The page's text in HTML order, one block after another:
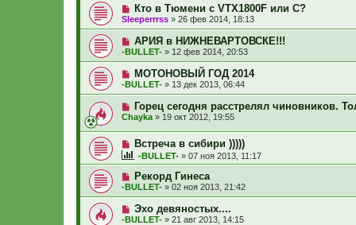
Кто в Тюмени с VTX1800F или C?
Sleeperrrss » 26 фев 2014, 18:13
АРИЯ в НИЖНЕВАРТОВСКЕ!!!
-BULLET- » 12 фев 2014, 20:53
МОТОНОВЫЙ ГОД 2014
-BULLET- » 13 дек 2013, 06:44
Горец сегодня расстрелял чиновников.
Chayka » 19 окт 2012, 19:55
Встреча в сибири )))))
-BULLET- » 07 ноя 2013, 11:17
Рекорд Гинеса
-BULLET- » 02 ноя 2013, 21:42
Эхо девяностых....
-BULLET- » 21 авг 2013, 14:15